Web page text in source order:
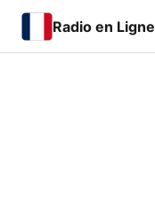
Radio en Ligne